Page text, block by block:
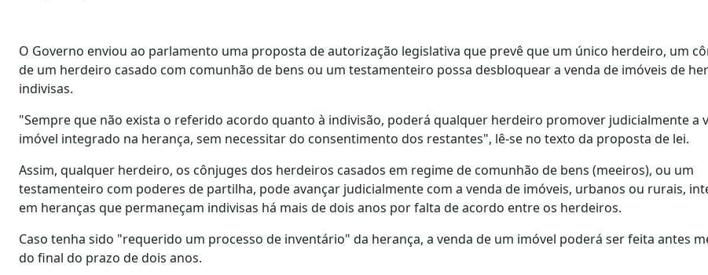
O Governo enviou ao parlamento uma proposta de autorização legislativa que prevê que um único herdeiro, um
de um herdeiro casado com comunhão de bens ou um testamenteiro possa desbloquear a venda de imóveis de
indivisas.
"Sempre que não exista o referido acordo quanto à indivisão, poderá qualquer herdeiro promover judicialmente a
imóvel integrado na herança, sem necessitar do consentimento dos restantes", lê-se no texto da proposta de lei.
Assim, qualquer herdeiro, os cônjuges dos herdeiros casados em regime de comunhão de bens (meeiros), ou um
testamenteiro com poderes de partilha, pode avançar judicialmente com a venda de imóveis, urbanos ou rurais,
em heranças que permaneçam indivisas há mais de dois anos por falta de acordo entre os herdeiros.
Caso tenha sido "requerido um processo de inventário" da herança, a venda de um imóvel poderá ser feita antes
do final do prazo de dois anos.